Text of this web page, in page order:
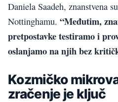
Daniela Saadeh, znanstvena
Nottinghamu. “Međutim,
pretpostavke testiramo i
oslanjamo na njih bez
Kozmičko
zračenje je ključ